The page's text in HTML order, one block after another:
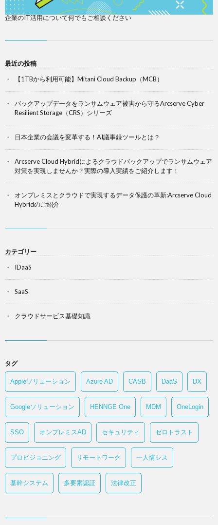
企業のIT活用について何でもご相談ください
最近の投稿
【1TBから利用可能】Mitani Cloud Backup（MCB）
バックアップデータをランサムウェア被害から守るArcserve Cyber
Resilient Storage（CRS）シリーズ
日本企業の会議を変革する！AI議事録ツールとは？
Arcserve Cloud Hybridによるクラウドバックアップでランサムウェア
対策を実現しませんか？実際の導入実績をご紹介します！
オンプレミスとクラウドで実現するデータ保護の革新:Arcserve Cloud
Hybridのご紹介
カテゴリー
IDaaS
SaaS
クラウドサービス基礎知識
タグ
Appleソリューション Azure AD CASB DaaS DX
Googleソリューション HENNGE One MDM OneLogin
SSO オンプレミスAD セキュリティ ゼロトラスト
プロビジョニング リモートワーク 一人情シス
基幹システム 多要素認証 法律改正